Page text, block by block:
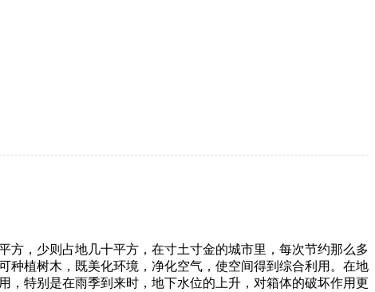
，少则占地几十平方，在寸土寸金的城市里，每次节约那么多
种植树木，既美化环境，净化空气，使空间得到综合利用。在地
特别是在雨季到来时，地下水位的上升，对箱体的破坏作用更